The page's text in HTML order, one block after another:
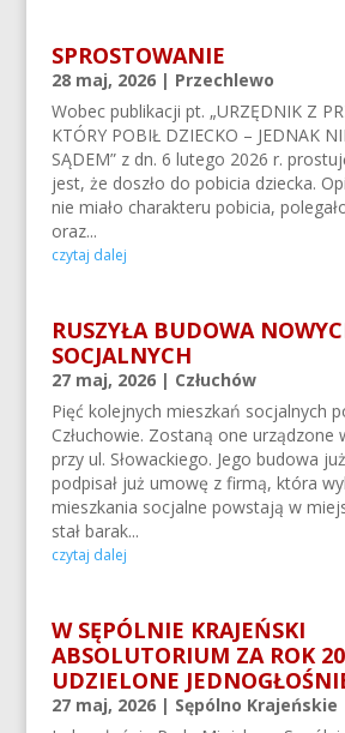
SPROSTOWANIE
28 maj, 2026| Przechlewo
Wobec publikacji pt. „URZĘDNIK Z
KTÓRY POBIŁ DZIECKO – JEDNAK
SĄDEM” z dn. 6 lutego 2026 r.
jest, że doszło do pobicia dziecka.
nie miało charakteru pobicia,
oraz...
czytaj dalej
RUSZYŁA BUDOWA
SOCJALNYCH
27 maj, 2026| Człuchów
Pięć kolejnych mieszkań socjalnych
Człuchowie. Zostaną one urządzone
przy ul. Słowackiego. Jego budowa
podpisał już umowę z firmą, która
mieszkania socjalne powstają w
stał barak...
czytaj dalej
W SĘPÓLNIE KRAJEŃSKI
ABSOLUTORIUM ZA ROK
UDZIELONE
27 maj, 2026| Sępólno Krajeńskie